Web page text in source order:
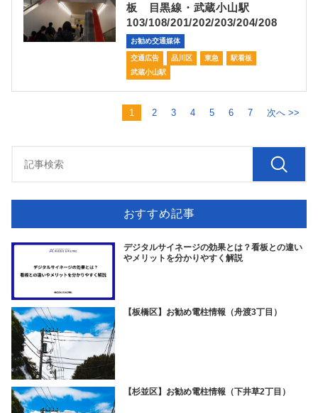
板 目黒線・武蔵小山駅
103/108/201/202/203/204/208
お勧め交通媒体
交通広告 品川区 東急
駅看板
武蔵小山駅
1 2 3 4 5 6 7 次へ >>
おすすめ記事
デジタルサイネージの効果とは？看板との違い
やメリットを分かりやすく解説
【板橋区】お勧め電柱情報（舟渡3丁目）
【杉並区】お勧め電柱情報（下井草2丁目）